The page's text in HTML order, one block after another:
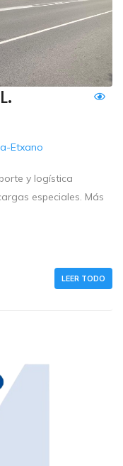
Etxano
y logística
especiales. Más
LEER TODO